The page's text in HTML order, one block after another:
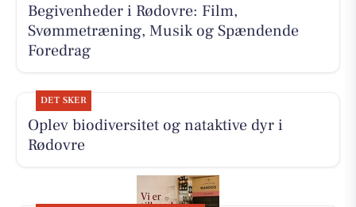
Begivenheder i Rødovre: Film,
Svømmetræning, Musik og Spændende
Foredrag
DET SKER
Oplev biodiversitet og nataktive dyr i
Rødovre